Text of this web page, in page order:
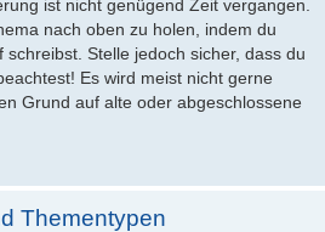
ist nicht genügend Zeit vergangen.
nach oben zu holen, indem du
Stelle jedoch sicher, dass du
Es wird meist nicht gerne
Grund auf alte oder abgeschlossene
Thementypen